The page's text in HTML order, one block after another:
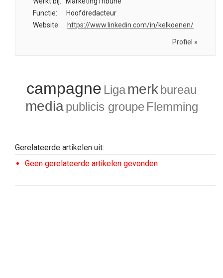
Functie:
Hoofdredacteur
Website:
https://www.linkedin.com/in/kelkoenen/
Profiel »
campagne Liga merkbureau
media publicis groupe Flemming
Gerelateerde artikelen uit:
Geen gerelateerde artikelen gevonden